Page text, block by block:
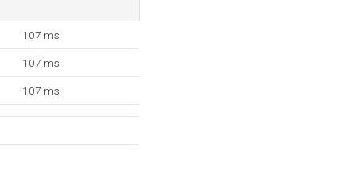
107 ms
107 ms
107 ms